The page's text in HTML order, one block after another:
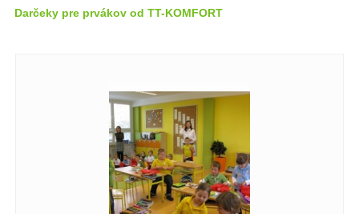
Darčeky pre prvákov od TT-KOMFORT